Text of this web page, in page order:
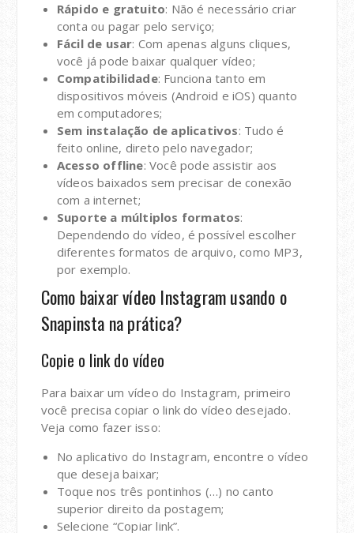
Rápido e gratuito: Não é necessário criar
conta ou pagar pelo serviço;
Fácil de usar: Com apenas alguns cliques,
você já pode baixar qualquer vídeo;
Compatibilidade: Funciona tanto em
dispositivos móveis (Android e iOS) quanto
em computadores;
Sem instalação de aplicativos: Tudo é
feito online, direto pelo navegador;
Acesso offline: Você pode assistir aos
vídeos baixados sem precisar de conexão
com a internet;
Suporte a múltiplos formatos:
Dependendo do vídeo, é possível escolher
diferentes formatos de arquivo, como MP3,
por exemplo.
Como baixar vídeo Instagram usando o
Snapinsta na prática?
Copie o link do vídeo
Para baixar um vídeo do Instagram, primeiro
você precisa copiar o link do vídeo desejado.
Veja como fazer isso:
No aplicativo do Instagram, encontre o vídeo
que deseja baixar;
Toque nos três pontinhos (…) no canto
superior direito da postagem;
Selecione “Copiar link”.